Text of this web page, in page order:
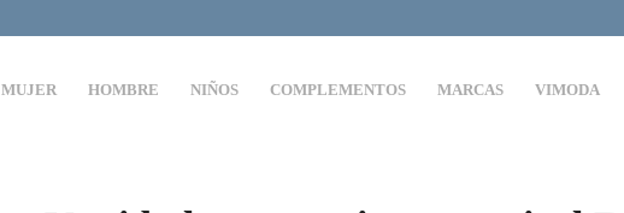
MUJER HOMBRE NIÑOS COMPLEMENTOS MARCAS VIMODA